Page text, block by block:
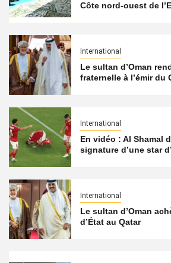
Côte nord-ouest de
International
Le sultan d’Oman
fraternelle à l’émir du
International
En vidéo : Al Shamal
signature d’une star
International
Le sultan d’Oman
d’État au Qatar